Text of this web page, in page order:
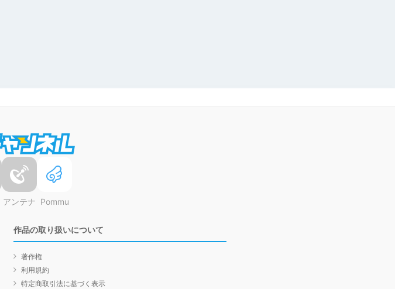
アンテナ Pommu
作品の取り扱いについて
著作権
利用規約
特定商取引法に基づく表示